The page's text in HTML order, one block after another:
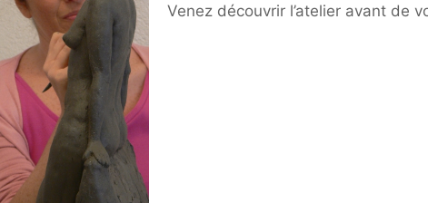
Venez découvrir l’atelier avant de